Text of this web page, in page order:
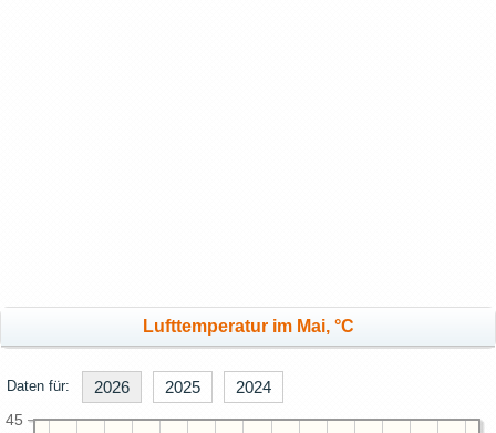
Lufttemperatur im Mai, °C
Daten für: 2026 2025 2024
45